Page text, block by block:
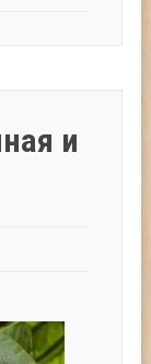
и